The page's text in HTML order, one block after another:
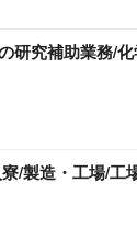
研究補助業務/
/製造・工場/工